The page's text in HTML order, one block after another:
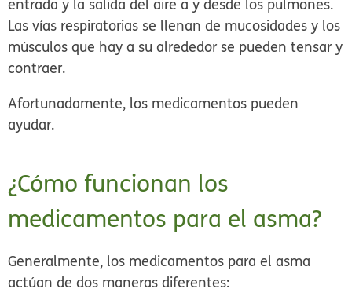
entrada y la salida del aire a y desde los pulmones.
Las vías respiratorias se llenan de mucosidades y los
músculos que hay a su alrededor se pueden tensar y
contraer.
Afortunadamente, los medicamentos pueden
ayudar.
¿Cómo funcionan los
medicamentos para el asma?
Generalmente, los medicamentos para el asma
actúan de dos maneras diferentes: